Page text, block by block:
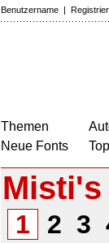
Benutzername |
Themen
Neue Fonts
Top
Misti's
1 2 3